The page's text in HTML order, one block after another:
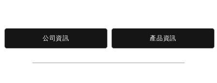
公司資訊 產品資訊